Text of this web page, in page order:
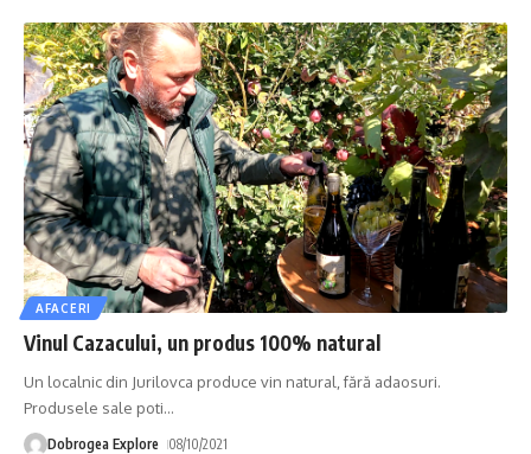
AFACERI
Vinul Cazacului, un produs 100% natural
Un localnic din Jurilovca produce vin natural, fără adaosuri.
Produsele sale poti…
Dobrogea Explore 08/10/2021